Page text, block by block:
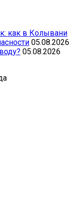
как в Колывани
05.08.2026
05.08.2026